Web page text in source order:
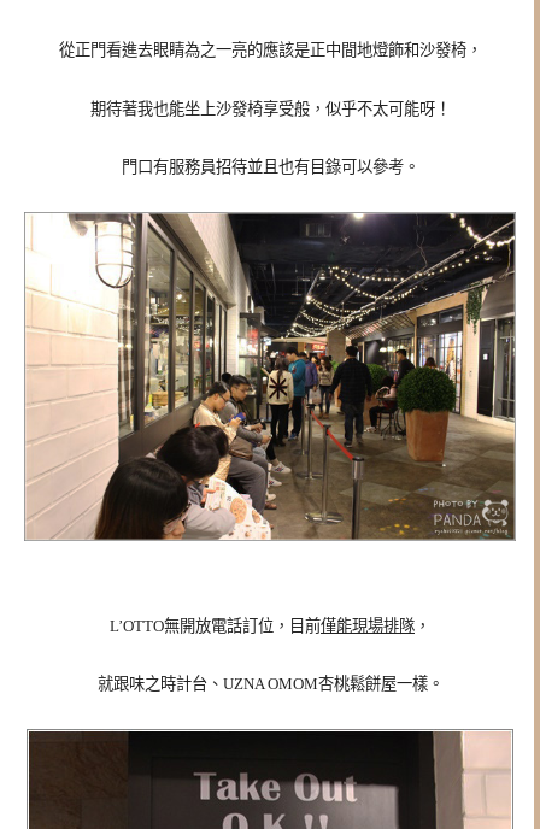
從正門看進去眼睛為之一亮的應該是正中間地燈飾和沙發椅，
期待著我也能坐上沙發椅享受般，似乎不太可能呀！
門口有服務員招待並且也有目錄可以參考。
L’OTTO無開放電話訂位，目前僅能現場排隊 ，
就跟味之時計台、UZNA OMOM杏桃鬆餅屋一樣。